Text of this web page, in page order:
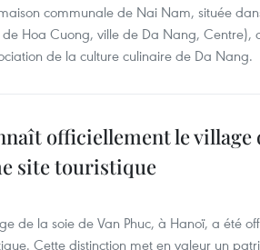
communale de Nai Nam, située
Hoa Cuong, ville de Da Nang, Centre),
de la culture culinaire de Da Nang.
officiellement le village
site touristique
de la soie de Van Phuc, à Hanoï, a été
Cette distinction met en valeur un